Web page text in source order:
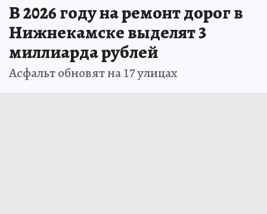
В 2026 году на ремонт дорог в
Нижнекамске выделят 3
миллиарда рублей
Асфальт обновят на 17 улицах